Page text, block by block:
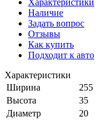
Наличие
Задать вопрос
Отзывы
Как купить
Подходит к авто
Характеристики
Ширина
255
Высота
35
Диаметр
20